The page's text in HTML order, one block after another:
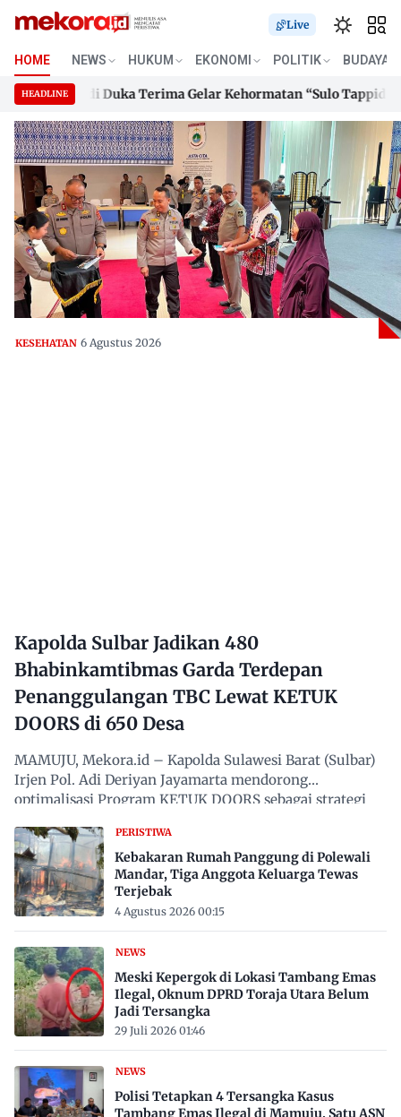
Skip
content
Live
HOME NEWS HUKUM EKONOMI POLITIK BUDAYA
HEADLINE
Suhardi Duka Terima Gelar Kehormatan “Sulo Tappidena
Suhardi Duka Terima Gelar Kehormatan “Sulo Tappidena
KESEHATAN 6 Agustus 2026
Kapolda Sulbar Jadikan 480
Bhabinkamtibmas Garda Terdepan
Penanggulangan TBC Lewat KETUK
DOORS di 650 Desa
MAMUJU, Mekora.id – Kapolda Sulawesi Barat (Sulbar)
Irjen Pol. Adi Deriyan Jayamarta mendorong
optimalisasi Program KETUK DOORS sebagai strategi
PERISTIWA
Kebakaran Rumah Panggung di Polewali
Mandar, Tiga Anggota Keluarga Tewas
Terjebak
4 Agustus 2026 00:15
NEWS
Meski Kepergok di Lokasi Tambang Emas
Ilegal, Oknum DPRD Toraja Utara Belum
Jadi Tersangka
29 Juli 2026 01:46
NEWS
Polisi Tetapkan 4 Tersangka Kasus
Tambang Emas Ilegal di Mamuju, Satu ASN